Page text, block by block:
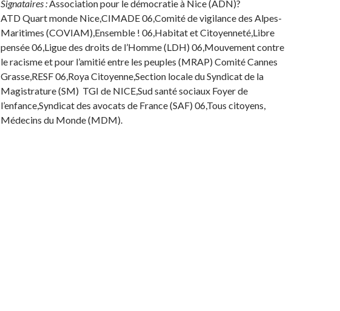
Signataires :Association pour le démocratie à Nice (ADN)?
ATD Quart monde Nice,CIMADE 06,Comité de vigilance des Alpes-
Maritimes (COVIAM),Ensemble ! 06,Habitat et Citoyenneté,Libre
pensée 06,Ligue des droits de l’Homme (LDH) 06,Mouvement contre
le racisme et pour l’amitié entre les peuples (MRAP) Comité Cannes
Grasse,RESF 06,Roya Citoyenne,Section locale du Syndicat de la
Magistrature (SM) TGI de NICE,Sud santé sociaux Foyer de
l’enfance,Syndicat des avocats de France (SAF) 06,Tous citoyens,
Médecins du Monde (MDM).